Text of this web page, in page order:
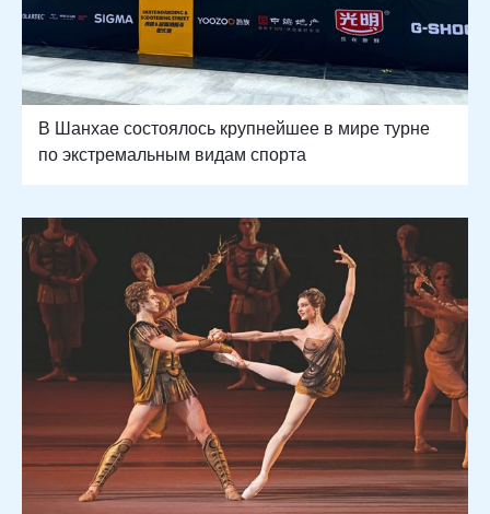
В Шанхае состоялось крупнейшее в мире турне
по экстремальным видам спорта